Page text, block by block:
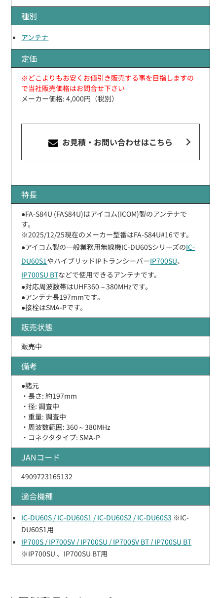
種別
アンテナ
定価
※どこよりもお安くお値引き販売する事を目指しますの
で当社販売価格はお問合せ下さい
メーカー価格: 4,000円（税別）
お見積・お問い合わせはこちら
特長
●FA-S84U (FAS84U)はアイコム(ICOM)製のアンテナで
す。
※2025/12/25現在のメーカー型番はFA-S84U#16です。
●アイコム製の一般業務用無線機IC-DU60SシリーズのIC-
DU60S1 やハイブリッドIPトランシーバーIP700SU、
IP700SU BTなどで使用できるアンテナです。
●対応周波数帯はUHF360～380MHzです。
●アンテナ長197mmです。
●接栓はSMA-Pです。
販売状態
販売中
備考
●諸元
・長さ: 約197mm
・径: 調査中
・重量: 調査中
・周波数範囲: 360～380MHz
・コネクタタイプ: SMA-P
JANコード
4909723165132
適合機種
IC-DU60S / IC-DU60S1 / IC-DU60S2 / IC-DU60S3 ※IC-
DU60S1用
IP700S / IP700SV / IP700SU / IP700SV BT / IP700SU BT
※IP700SU 、IP700SU BT用